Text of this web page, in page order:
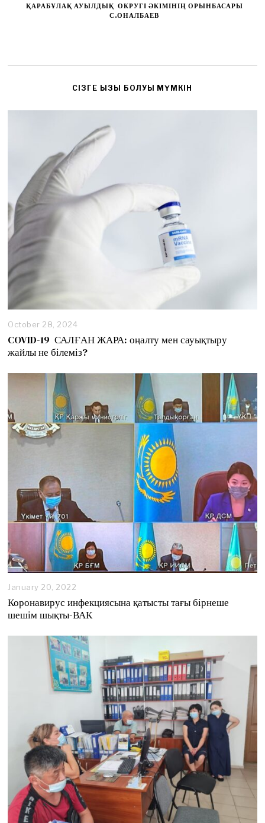
ҚАРАБҰЛАҚ АУЫЛДЫҚ ОКРУГІ ӘКІМІНІҢ ОРЫНБАСАРЫ
С.ОНАЛБАЕВ
CІЗГЕ ҚЫЗЫҚ БОЛУЫ МҮМКІН
October 28, 2024
c
t
o
,
COVID-19 САЛҒАН ЖАРА: оңалту мен сауықтыру
жайлы не білеміз?
January 20, 2022
Коронавирус инфекциясына қатысты тағы бірнеше
шешім шықты-ВАК